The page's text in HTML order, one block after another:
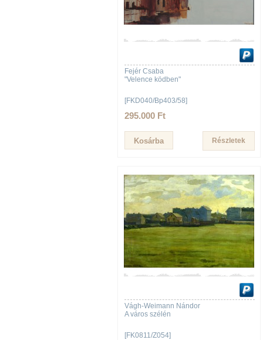
Fejér Csaba
"Velence ködben"
[FKD040/Bp403/58]
295.000 Ft
Részletek
Vágh-Weimann Nándor
A város szélén
[FK0811/Z054]